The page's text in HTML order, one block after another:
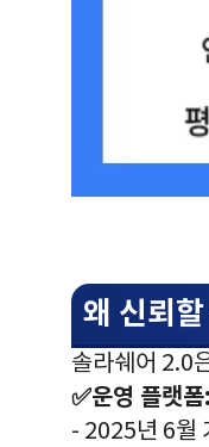
왜 신뢰
솔라쉐어 2.0
✅운영 플랫
- 2025년 6월